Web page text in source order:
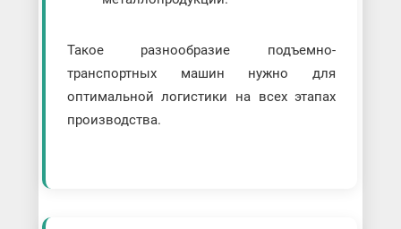
Такое разнообразие подъемно-
транспортных машин нужно для
оптимальной логистики на всех этапах
производства.